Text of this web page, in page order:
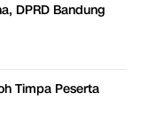
DPRD Bandung
Timpa Peserta